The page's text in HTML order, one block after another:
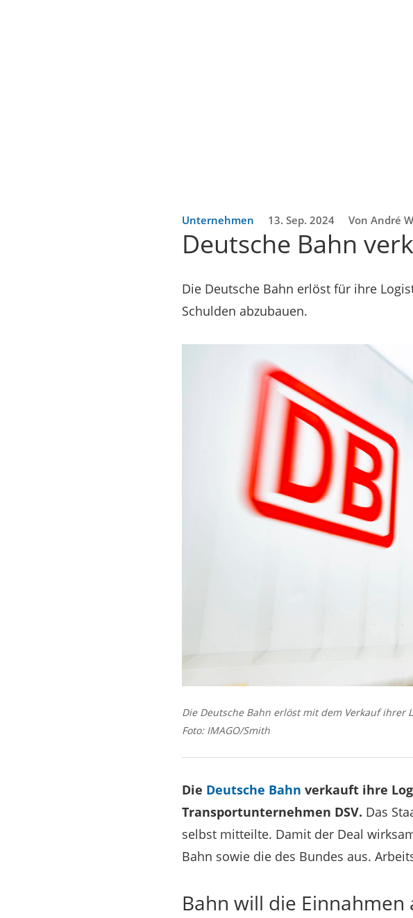
Unternehmen 13. Sep. 2024 Von André
Deutsche Bahn
Die Deutsche Bahn erlöst für ihre
Schulden abzubauen.
Die Deutsche Bahn erlöst mit dem Verkauf ihrer
Foto: IMAGO/Smith
Die Deutsche Bahn verkauft ihre
Transportunternehmen DSV. Das
selbst mitteilte. Damit der Deal
Bahn sowie die des Bundes aus.
Bahn will die Einnahmen